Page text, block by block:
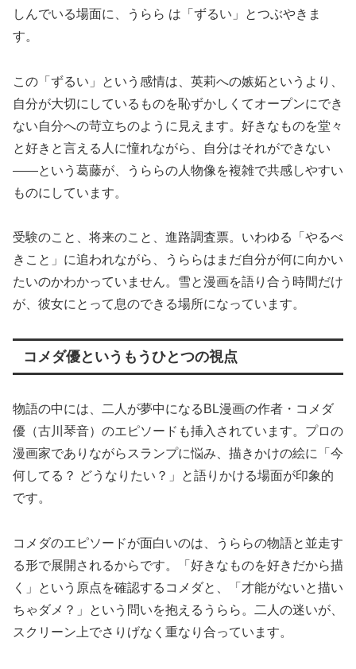
しんでいる場面に、うらら は「ずるい」とつぶやきま
す。
この「ずるい」という感情は、英莉への嫉妬というより、
自分が大切にしているものを恥ずかしくてオープンにでき
ない自分への苛立ちのように見えます。好きなものを堂々
と好きと言える人に憧れながら、自分はそれができない
——という葛藤が、うららの人物像を複雑で共感しやすい
ものにしています。
受験のこと、将来のこと、進路調査票。いわゆる「やるべ
きこと」に追われながら、うららはまだ自分が何に向かい
たいのかわかっていません。雪と漫画を語り合う時間だけ
が、彼女にとって息のできる場所になっています。
コメダ優というもうひとつの視点
物語の中には、二人が夢中になるBL漫画の作者・コメダ
優（古川琴音）のエピソードも挿入されています。プロの
漫画家でありながらスランプに悩み、描きかけの絵に「今
何してる？ どうなりたい？」と語りかける場面が印象的
です。
コメダのエピソードが面白いのは、うららの物語と並走す
る形で展開されるからです。「好きなものを好きだから描
く」という原点を確認するコメダと、「才能がないと描い
ちゃダメ？」という問いを抱えるうらら。二人の迷いが、
スクリーン上でさりげなく重なり合っています。